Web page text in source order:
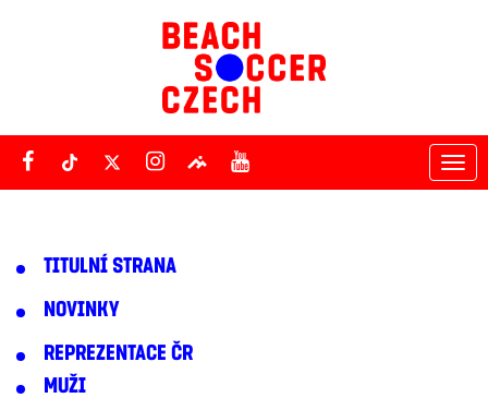
TITULNÍ STRANA
NOVINKY
REPREZENTACE ČR
MUŽI